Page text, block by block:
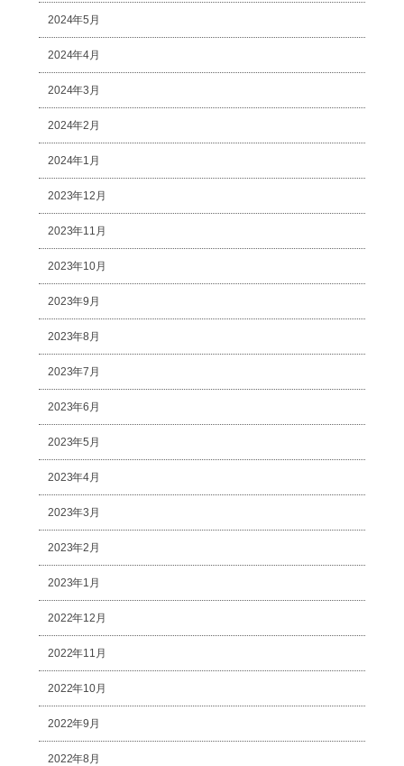
2024年5月
2024年4月
2024年3月
2024年2月
2024年1月
2023年12月
2023年11月
2023年10月
2023年9月
2023年8月
2023年7月
2023年6月
2023年5月
2023年4月
2023年3月
2023年2月
2023年1月
2022年12月
2022年11月
2022年10月
2022年9月
2022年8月